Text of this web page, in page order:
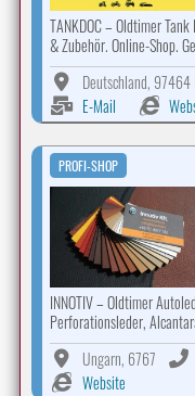
TANKDOC – Oldtimer
& Zubehör. Online-Shop.
Deutschland, 97464
E-Mail
PROFI-SHOP
INNOTIV – Oldtimer
Perforationsleder,
Ungarn, 6767
Website